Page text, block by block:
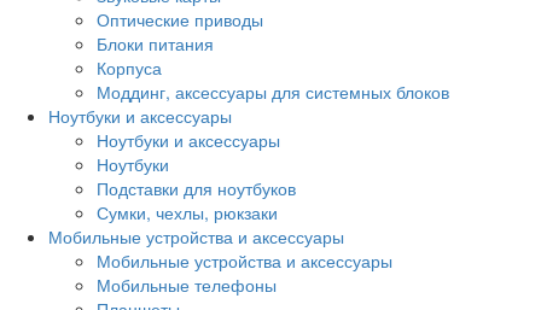
Оптические приводы
Блоки питания
Корпуса
Моддинг, аксессуары для системных блоков
Ноутбуки и аксессуары
Ноутбуки и аксессуары
Ноутбуки
Подставки для ноутбуков
Сумки, чехлы, рюкзаки
Мобильные устройства и аксессуары
Мобильные устройства и аксессуары
Мобильные телефоны